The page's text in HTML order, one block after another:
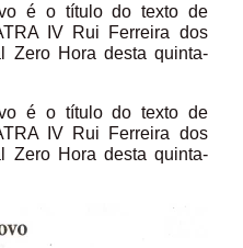
é o título do texto de
IV Rui Ferreira dos
Zero Hora desta quinta-
é o título do texto de
IV Rui Ferreira dos
Zero Hora desta quinta-